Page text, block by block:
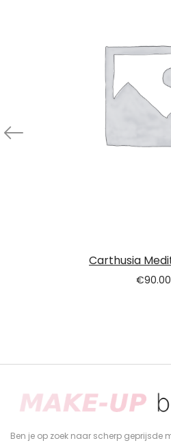
Carthusia
€90.00
Ben je op zoek naar scherp geprijsde